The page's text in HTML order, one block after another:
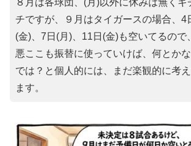
８月は各球団、(月)以外に休みは無くギ
チですが、９月はタイガースの場合、4
(金)、7日(月)、11日(金)も空いてるので
悪ここも振替に使っていけば、何とか
では？と個人的には、まだ楽観的に考
ます。